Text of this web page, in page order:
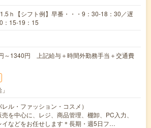
ｈ【シフト例】早番・・・9：30-18：30／遅
：15-19：15
～1340円 上記給与＋時間外勤務手当＋交通費
ル・ファッション・コスメ）
売を中心に、レジ、商品管理、棚卸、PC入力、
イなどをお任せします＊長期・週5日フ…